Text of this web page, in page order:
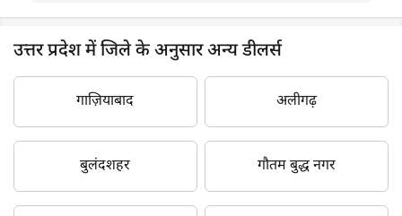
उत्तर प्रदेश में जिले के अनुसार अन्य डीलर्स
गाज़ियाबाद अलीगढ़
बुलंदशहर गौतम बुद्ध नगर